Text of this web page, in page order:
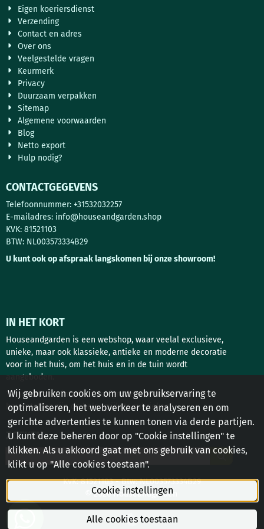
Eigen koeriersdienst
Verzending
Contact en adres
Over ons
Veelgestelde vragen
Keurmerk
Privacy
Duurzaam verpakken
Sitemap
Algemene voorwaarden
Blog
Netto export
Hulp nodig?
CONTACTGEGEVENS
Telefoonnummer: +31532032257
E-mailadres: info@houseandgarden.shop
KVK: 81521103
BTW: NL003573334B29
U kunt ook op afspraak langskomen bij onze showroom!
IN HET KORT
Houseandgarden is een webshop, waar veelal exclusieve,
unieke, maar ook klassieke, antieke en moderne decoratie
voor in het huis, om het huis en in de tuin wordt
aangeboden.
Tuindecoratie, interieur design, deurbeslag en antieke
bouwstoffen zijn de belangrijkste rubrieken!
ZOEKEN
Zoeken
KvK: 81521103 - Btw: NL003573334B29
© 2026 Houseandgarden
Wij gebruiken cookies om uw gebruikservaring te
optimaliseren, het webverkeer te analyseren en om
gerichte advertenties te kunnen tonen via derde partijen.
U kunt deze beheren door op "Cookie instellingen" te
klikken. Als u akkoord gaat met ons gebruik van cookies,
klikt u op "Alle cookies toestaan".
Cookie instellingen
Alle cookies toestaan